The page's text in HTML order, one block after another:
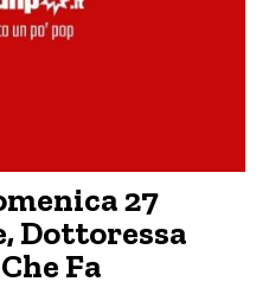
27
Dottoressa
Fa